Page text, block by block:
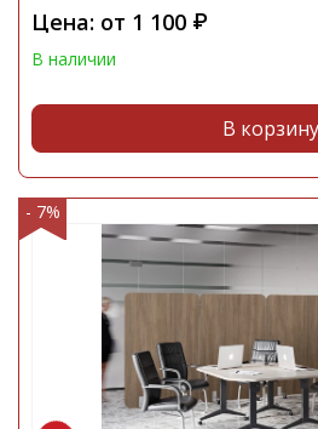
Цена: от 1 100 ₽
В наличии
В корзину
- 7%